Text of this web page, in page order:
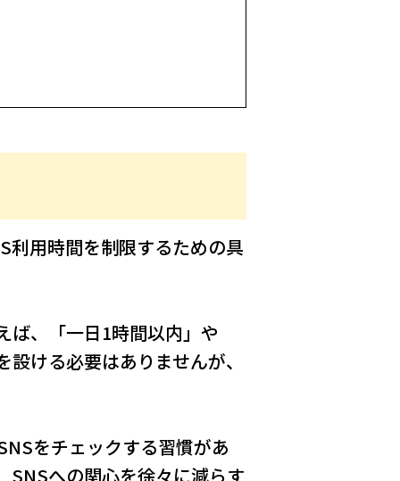
利用時間を制限するための具
ば、「一日1時間以内」や
ける必要はありませんが、
をチェックする習慣があ
SNSへの関心を徐々に減らす